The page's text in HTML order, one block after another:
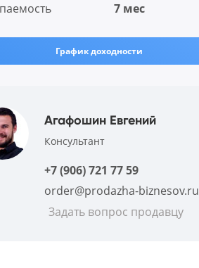
7 мес
График доходности
Агафошин Евгений
Консультант
+7 (906) 721 77 59
order@prodazha-biznesov.ru
Задать вопрос продавцу